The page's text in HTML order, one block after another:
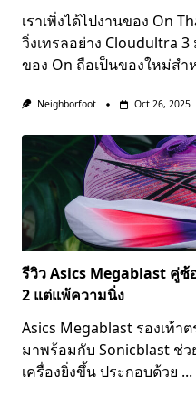
เราเพิ่งได้ไปงานของ On
วิ่งเทรลอย่าง Cloudultra
ของ On ถือเป็นของใหม่สำ
Neighborfoot Oct 26, 2025
รีวิว Asics Megablast คู่
2 แต่แพ้ความนิ่ง
Asics Megablast รองเท้า
มาพร้อมกับ Sonicblast ช่ว
เครื่องยิ่งขึ้น ประกอบด้วย ...